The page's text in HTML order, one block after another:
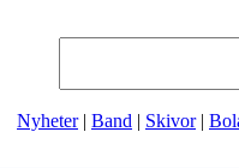
Nyheter| Band | Skivor|